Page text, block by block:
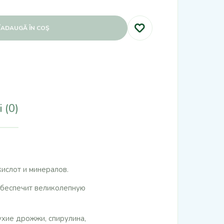
ADAUGĂ ÎN COŞ
(0)
и минералов.
великолепную
дрожжи, спирулина,